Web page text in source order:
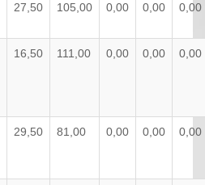
27,50 105,00 0,00 0,00 0,00
16,50 111,00 0,00 0,00 0,00
29,50 81,00 0,00 0,00 0,00